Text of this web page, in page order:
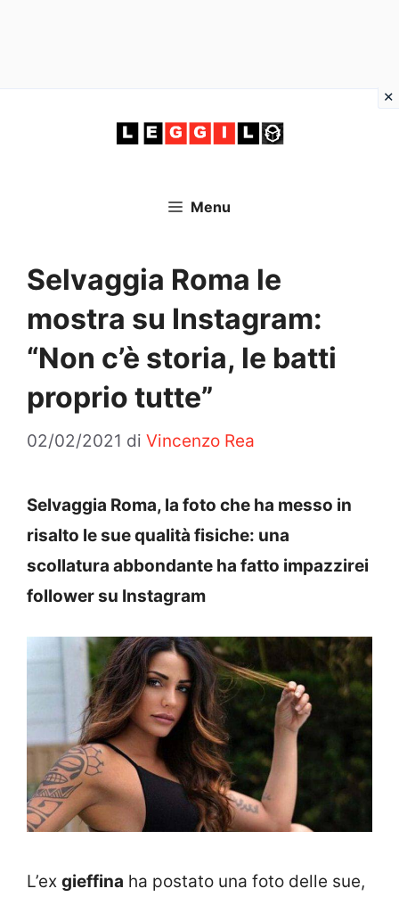
Menu
Selvaggia Roma le
mostra su Instagram:
“Non c’è storia, le batti
proprio tutte”
02/02/2021 di Vincenzo Rea
Selvaggia Roma, la foto che ha messo in
risalto le sue qualità fisiche: una
scollatura abbondante ha fatto impazzirei
follower su Instagram
L’ex gieffina ha postato una foto delle sue,